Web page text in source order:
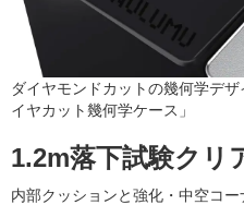
ダイヤモンドカットの幾何学デ
イヤカット幾何学ケース」
1.2m落下試験クリ
内部クッションと強化・中空コ